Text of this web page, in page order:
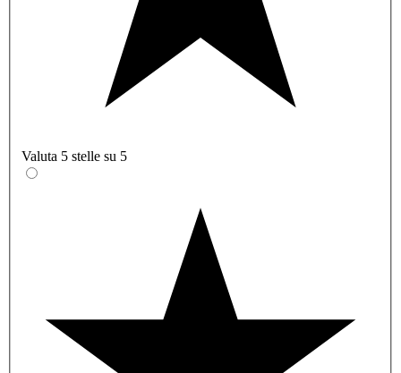
Valuta 5 stelle su 5